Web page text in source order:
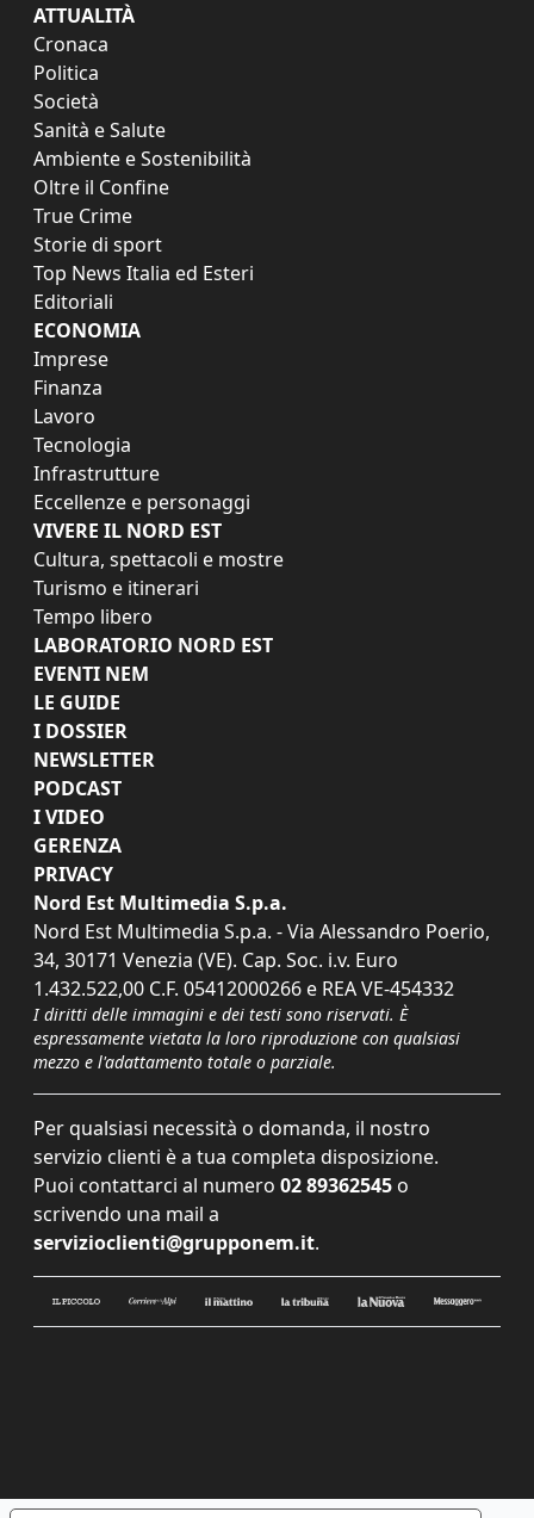
ATTUALITÀ
Cronaca
Politica
Società
Sanità e Salute
Ambiente e Sostenibilità
Oltre il Confine
True Crime
Storie di sport
Top News Italia ed Esteri
Editoriali
ECONOMIA
Imprese
Finanza
Lavoro
Tecnologia
Infrastrutture
Eccellenze e personaggi
VIVERE IL NORD EST
Cultura, spettacoli e mostre
Turismo e itinerari
Tempo libero
LABORATORIO NORD EST
EVENTI NEM
LE GUIDE
I DOSSIER
NEWSLETTER
PODCAST
I VIDEO
GERENZA
PRIVACY
Nord Est Multimedia S.p.a.
Nord Est Multimedia S.p.a. - Via Alessandro Poerio,
34, 30171 Venezia (VE). Cap. Soc. i.v. Euro
1.432.522,00 C.F. 05412000266 e REA VE-454332
I diritti delle immagini e dei testi sono riservati. È
espressamente vietata la loro riproduzione con qualsiasi
mezzo e l'adattamento totale o parziale.
Per qualsiasi necessità o domanda, il nostro
servizio clienti è a tua completa disposizione.
Puoi contattarci al numero 02 89362545 o
scrivendo una mail a
servizioclienti@grupponem.it.